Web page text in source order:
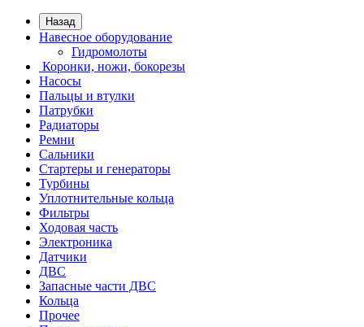
Назад
Навесное оборудование
Гидромолоты
Коронки, ножи, бокорезы
Насосы
Пальцы и втулки
Патрубки
Радиаторы
Ремни
Сальники
Стартеры и генераторы
Турбины
Уплотнительные кольца
Фильтры
Ходовая часть
Электроника
Датчики
ДВС
Запасные части ДВС
Кольца
Прочее